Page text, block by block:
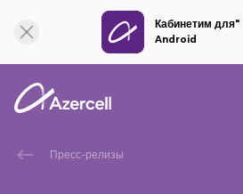
Кабинетим для"
Android
Частным клиентам
Пресс-релизы
Онлайн поддержка